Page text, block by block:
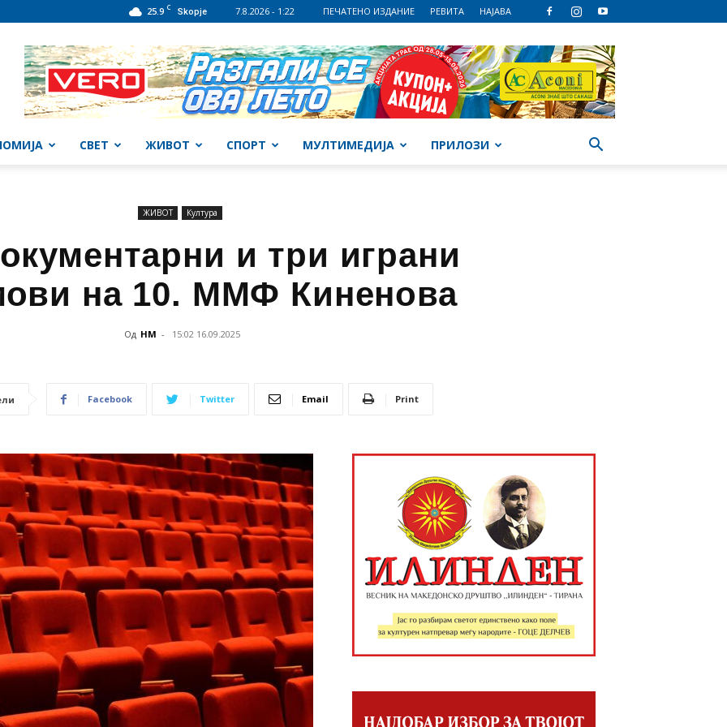
25.9 C Skopje 7.8.2026 - 1:22 ПЕЧАТЕНО ИЗДАНИЕ РЕВИТА НАЈАВА
СВЕТ ЖИВОТ СПОРТ МУЛТИМЕДИЈА ПРИЛОЗИ
ЖИВОТ Култура
и три играни
на 10. ММФ Киненова
Од НМ - 15:02 16.09.2025
Facebook Twitter Email Print